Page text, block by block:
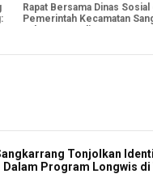
Rapat Bersama Dinas Sosial
Pemerintah Kecamatan
Bahas Penyediaan Data Warga
Tonjolkan
Dalam Program Longwis di